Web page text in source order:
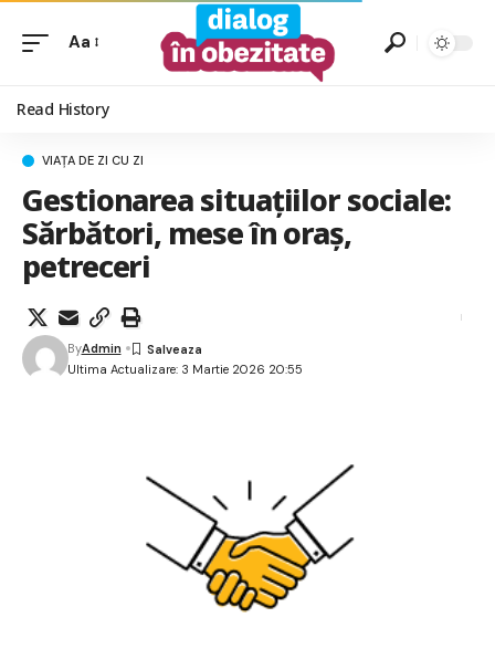
Aa
Read History
VIAȚA DE ZI CU ZI
Gestionarea situațiilor sociale:
Sărbători, mese în oraș,
petreceri
Ultima Actualizare: 3 Martie 2026 20:55
ByAdmin